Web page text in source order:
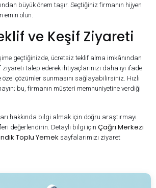
büyük önem taşır. Seçtiğiniz firmanın hijyen
emin olun.
ve Keşif Ziyareti
geçtiğinizde, ücretsiz teklif alma imkânından
ziyareti talep ederek ihtiyaçlarınızı daha iyi ifade
çözümler sunmasını sağlayabilirsiniz. Hızlı
bu, firmanın müşteri memnuniyetine verdiği
hakkında bilgi almak için doğru araştırmayı
değerlendirin. Detaylı bilgi için Çağrı Merkezi
Toplu Yemek sayfalarımızı ziyaret